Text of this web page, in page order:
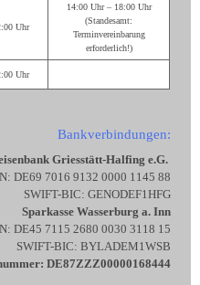
Uhr
14:00 Uhr – 18:00 Uhr
(Standesamt:
Terminvereinbarung
erforderlich!)
Uhr
Bankverbindungen:
Griesstätt-Halfing e.G.
DE69 7016 9132 0000 1145 88
SWIFT-BIC: GENODEF1HFG
Sparkasse Wasserburg a. Inn
DE45 7115 2680 0030 3118 15
SWIFT-BIC: BYLADEM1WSB
DE87ZZZ00000168444